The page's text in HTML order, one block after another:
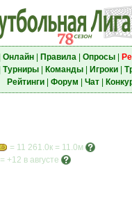
Онлайн| Правила| Опросы|
Турниры| Команды| Игроки|
Рейтинги| Форум Чат|
= 11 261.0к = 11.0м
= +12 в августе